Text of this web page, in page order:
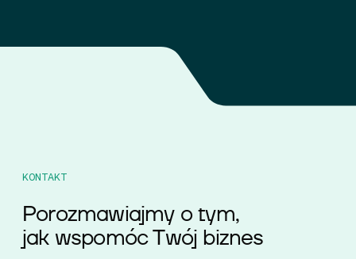
KONTAKT
Porozmawiajmy o tym,
jak wspomóc Twój biznes